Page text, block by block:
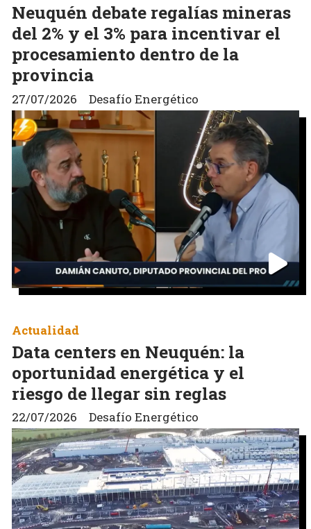
Neuquén debate regalías mineras
del 2% y el 3% para incentivar el
procesamiento dentro de la
provincia
Desafío Energético
27/07/2026
Data centers en Neuquén: la
oportunidad energética y el
riesgo de llegar sin reglas
Desafío Energético
Actualidad
22/07/2026